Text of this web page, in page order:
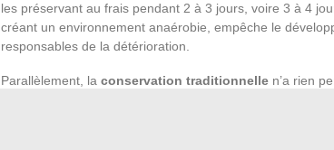
les préservant au frais pendant 2 à 3 jours, voire 3 à 4
créant un environnement anaérobie, empêche le
responsables de la détérioration.
Parallèlement, la conservation traditionnelle n’a rien